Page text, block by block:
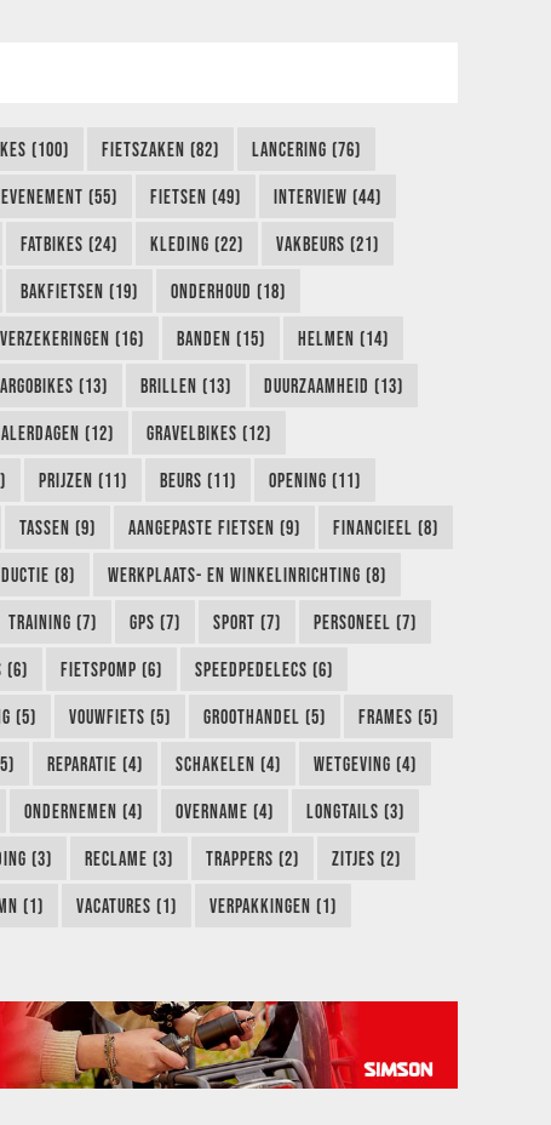
(100) FIETSZAKEN (82) LANCERING (76)
EVENEMENT (55) FIETSEN (49) INTERVIEW (44)
FATBIKES (24) KLEDING (22) VAKBEURS (21)
BAKFIETSEN (19) ONDERHOUD (18)
VERZEKERINGEN (16) BANDEN (15) HELMEN (14)
(13) BRILLEN (13) DUURZAAMHEID (13)
(12) GRAVELBIKES (12)
PRIJZEN (11) BEURS (11) OPENING (11)
TASSEN (9) AANGEPASTE FIETSEN (9) FINANCIEEL (8)
(8) WERKPLAATS- EN WINKELINRICHTING (8)
TRAINING (7) GPS (7) SPORT (7) PERSONEEL (7)
(6) FIETSPOMP (6) SPEEDPEDELECS (6)
(5) VOUWFIETS (5) GROOTHANDEL (5) FRAMES (5)
REPARATIE (4) SCHAKELEN (4) WETGEVING (4)
ONDERNEMEN (4) OVERNAME (4) LONGTAILS (3)
(3) RECLAME (3) TRAPPERS (2) ZITJES (2)
(1) VACATURES (1) VERPAKKINGEN (1)